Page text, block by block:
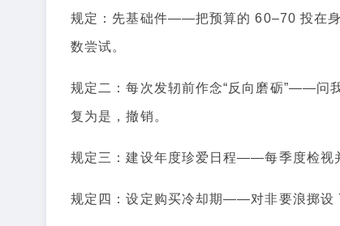
规定：先基础件——把预算的 60–70 投在
数尝试。
规定二：每次发轫前作念“反向磨砺”——问
复为是，撤销。
规定三：建设年度珍爱日程——每季度检视
规定四：设定购买冷却期——对非要浪掷设